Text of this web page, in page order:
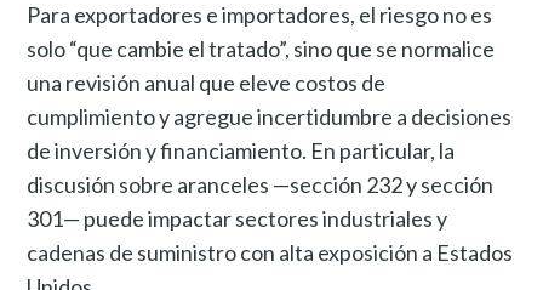
Para exportadores e importadores, el riesgo no es
solo “que cambie el tratado”, sino que se normalice
una revisión anual que eleve costos de
cumplimiento y agregue incertidumbre a decisiones
de inversión y financiamiento. En particular, la
discusión sobre aranceles —sección 232 y sección
301— puede impactar sectores industriales y
cadenas de suministro con alta exposición a Estados